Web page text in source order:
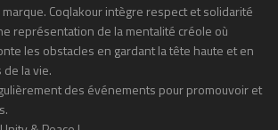
marque. Coqlakour intègre respect et solidarité
représentation de la mentalité créole où
les obstacles en gardant la tête haute et en
la vie.
des événements pour promouvoir et